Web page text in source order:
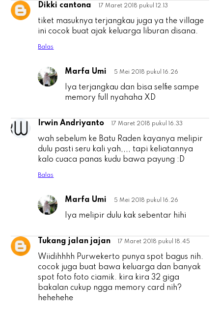
D Dikki cantona 17 Maret 2018 pukul 12.13
tiket masuknya terjangkau juga ya the village
ini cocok buat ajak keluarga liburan disana.
Balas
D Marfa Umi 5 Mei 2018 pukul 16.26
Iya terjangkau dan bisa selfie sampe
memory full nyahaha XD
Irwin Andriyanto 17 Maret 2018 pukul 16.33
wah sebelum ke Batu Raden kayanya melipir
dulu pasti seru kali yah,,,, tapi keliatannya
kalo cuaca panas kudu bawa payung :D
Balas
I Marfa Umi 5 Mei 2018 pukul 16.26
Iya melipir dulu kak sebentar hihi
T Tukang jalan jajan 17 Maret 2018 pukul 18.45
Wiidihhhh Purwekerto punya spot bagus nih.
cocok juga buat bawa keluarga dan banyak
spot foto foto ciamik. kira kira 32 giga
bakalan cukup ngga memory card nih?
hehehehe